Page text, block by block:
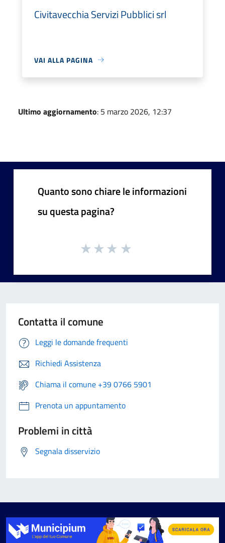
Civitavecchia Servizi Pubblici srl
VAI ALLA PAGINA
Ultimo aggiornamento: 5 marzo 2026, 12:37
Quanto sono chiare le informazioni
su questa pagina?
Contatta il comune
Leggi le domande frequenti
Richiedi Assistenza
Chiama il comune +39 0766 5901
Prenota un appuntamento
Problemi in città
Segnala disservizio